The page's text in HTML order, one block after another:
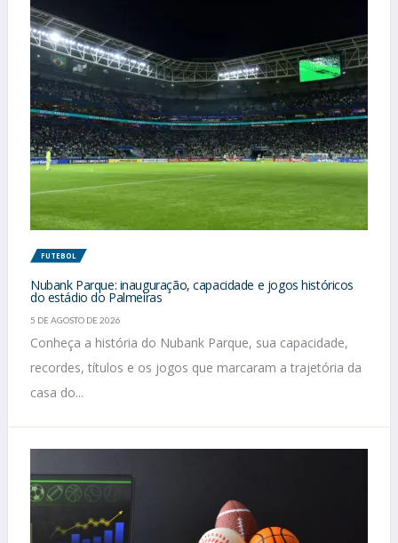
FUTEBOL
Nubank Parque: inauguração, capacidade e jogos históricos
do estádio do Palmeiras
5 DE AGOSTO DE 2026
Conheça a história do Nubank Parque, sua capacidade,
recordes, títulos e os jogos que marcaram a trajetória da
casa do...